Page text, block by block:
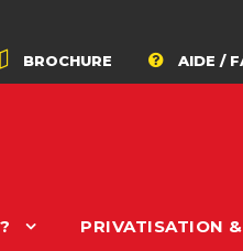
BROCHURE AIDE /
PRIVATISATION